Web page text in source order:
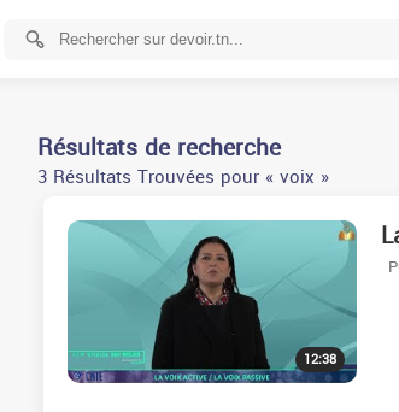
Résultats de recherche
3 Résultats Trouvées pour « voix »
12:38